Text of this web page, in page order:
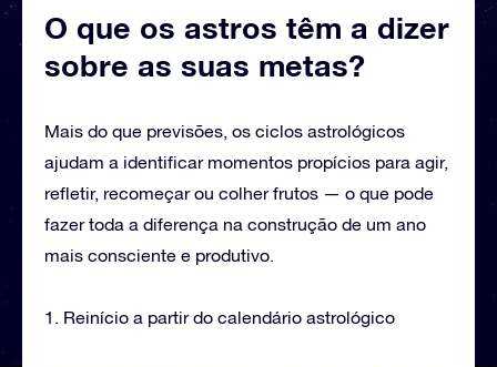
O que os astros têm a dizer
sobre as suas metas?
Mais do que previsões, os ciclos astrológicos
ajudam a identificar momentos propícios para agir,
refletir, recomeçar ou colher frutos — o que pode
fazer toda a diferença na construção de um ano
mais consciente e produtivo.
1. Reinício a partir do calendário astrológico